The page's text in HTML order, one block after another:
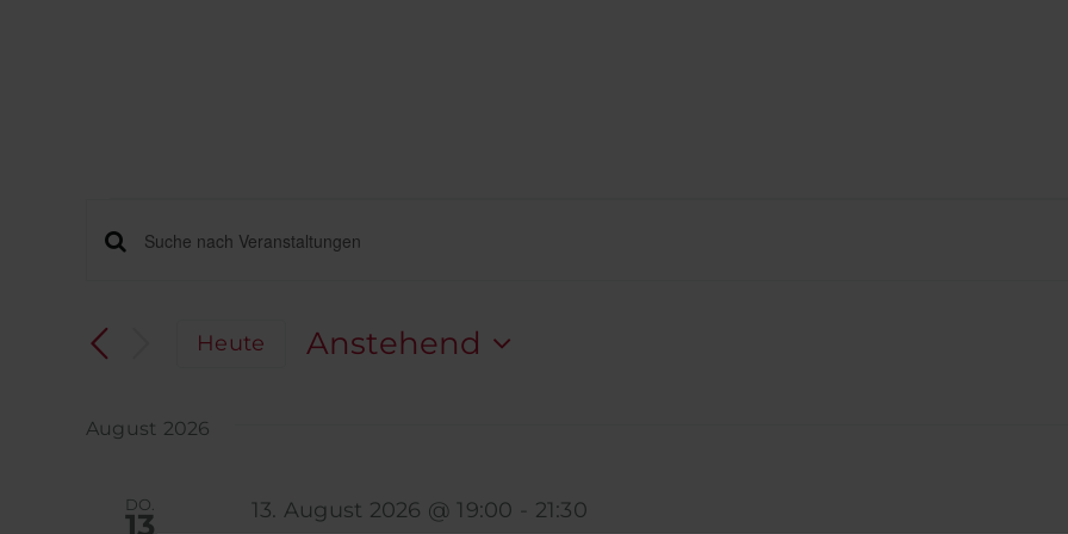
VERANSTALTUNGEN
VERANSTALTUNGEN
UND
NAVIGATION
Bitte
Suche
Heute
Anstehend
August 2026
DO.
13 13. August 2026 @ 19:00 - 21:30